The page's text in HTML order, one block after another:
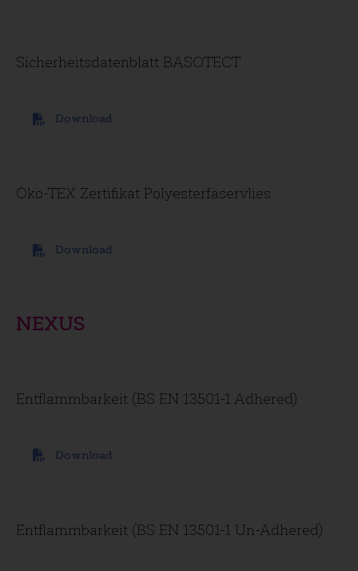
Sicherheitsdatenblatt BASOTECT
Download
Öko-TEX Zertifikat Polyesterfaservlies
Download
NEXUS
Entflammbarkeit (BS EN 13501-1 Adhered)
Download
Entflammbarkeit (BS EN 13501-1 Un-Adhered)